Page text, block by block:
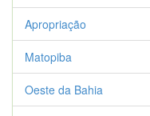
Apropriação
Matopiba
Oeste da Bahia